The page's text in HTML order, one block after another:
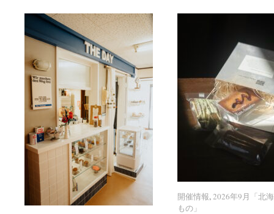
開催情報,2026年9月「北
もの」
開催情報 2026年9月「北
もの」